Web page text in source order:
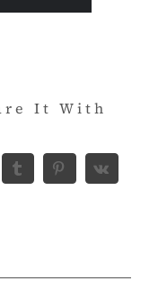
It With
TumblrPinterest
Vk